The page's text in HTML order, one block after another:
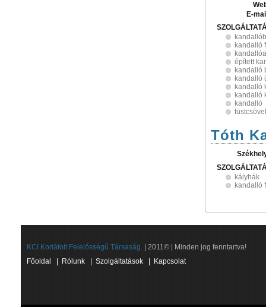
E-
kandalló
épített
kandalló
kandalló
kandalló
kandalló
kandalló
Tóth
kályhák
kandalló
KCI Korlátolt Felelősségű Társaság. | 2011© | Minden jog fenntartva!
Főoldal
Rólunk Szolgáltatások Kapcsolat